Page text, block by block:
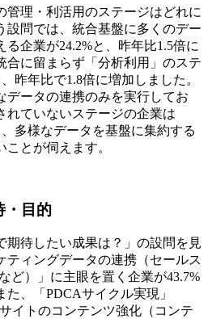
管理・利活用のステージはどれに
設問では、統合基盤に多くのデー
企業が24.2%と、昨年比1.5倍に
合に留まらず「分析利用」のステ
昨年比で1.8倍に増加しました。
データの連携のみを実行してお
れていないステージの企業は
多様なデータを基盤に集約する
とが伺えます。
・目的
期待したい成果は？」の設問を見
ティングデータの連携（セールス
ど）」に主眼を置く企業が43.7%
、「PDCAサイクル実現」
サイトのコンテンツ強化（コンテ